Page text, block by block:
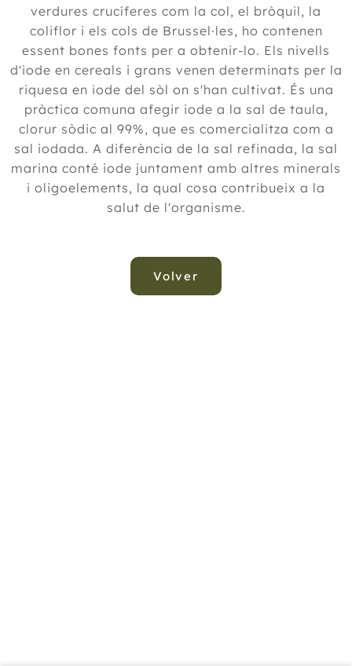
verdures crucíferes com la col, el bròquil, la
coliflor i els cols de Brussel·les, ho contenen
essent bones fonts per a obtenir-lo. Els nivells
d'iode en cereals i grans venen determinats per la
riquesa en iode del sòl on s'han cultivat. És una
pràctica comuna afegir iode a la sal de taula,
clorur sòdic al 99%, que es comercialitza com a
sal iodada. A diferència de la sal refinada, la sal
marina conté iode juntament amb altres minerals
i oligoelements, la qual cosa contribueix a la
salut de l'organisme.
Volver